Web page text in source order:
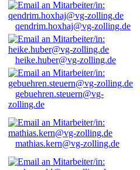
qendrim.hoxhaj@vg-zolling.de
heike.huber@vg-zolling.de
gebuehren.steuern@vg-
zolling.de
mathias.kern@vg-zolling.de